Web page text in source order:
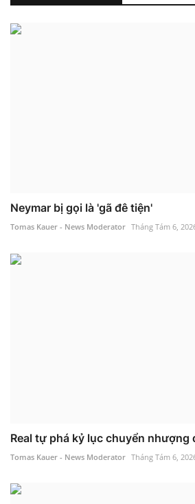
Neymar bị gọi là 'gã đê tiện'
Tomas Kauer - News Moderator Tháng Tám 6,
Real tự phá kỷ lục chuyển nhượng
Tomas Kauer - News Moderator Tháng Tám 6,